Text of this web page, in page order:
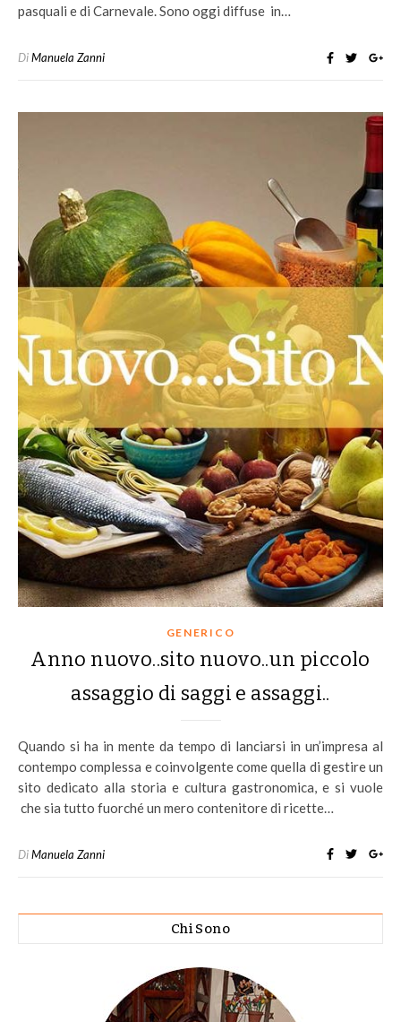
pasquali e di Carnevale. Sono oggi diffuse in…
DiManuela Zanni
GENERICO
Anno nuovo..sito nuovo..un piccolo
assaggio di saggi e assaggi..
Quando si ha in mente da tempo di lanciarsi in un’impresa al
contempo complessa e coinvolgente come quella di gestire un
sito dedicato alla storia e cultura gastronomica, e si vuole
che sia tutto fuorché un mero contenitore di ricette…
DiManuela Zanni
Chi Sono